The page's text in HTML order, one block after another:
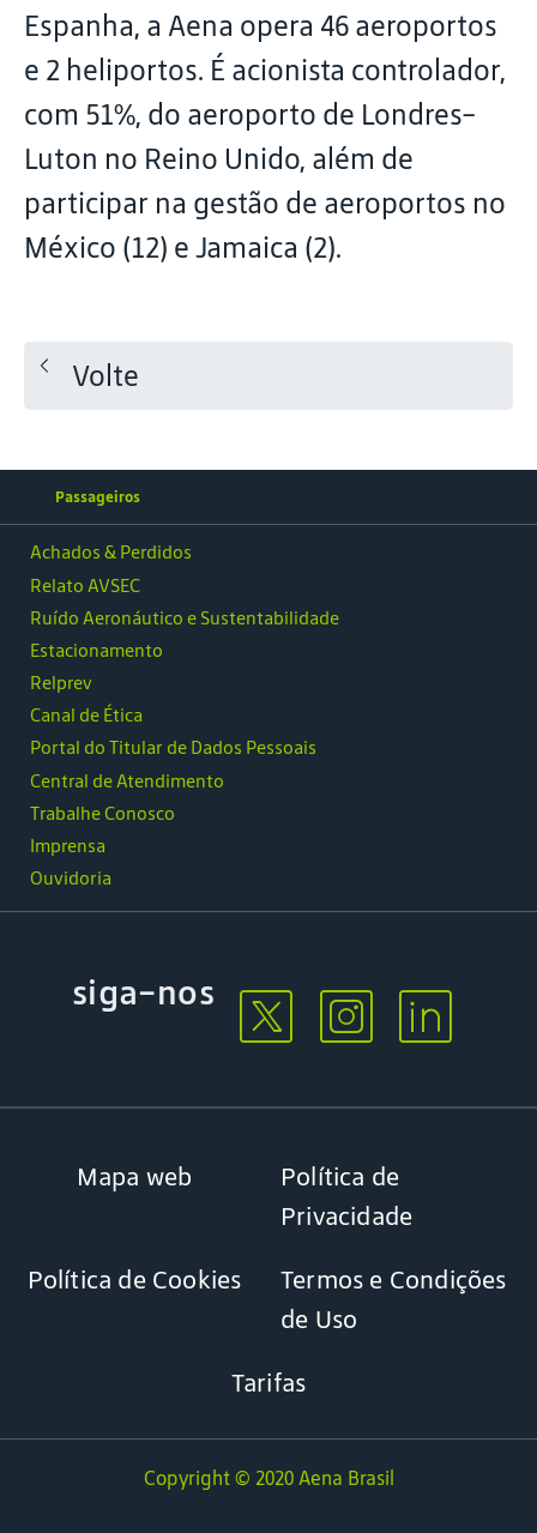
Espanha, a Aena opera 46 aeroportos
e 2 heliportos. É acionista controlador,
com 51%, do aeroporto de Londres-
Luton no Reino Unido, além de
participar na gestão de aeroportos no
México (12) e Jamaica (2).
Volte
Passageiros
Ouvidoria
Achados & Perdidos
Relato AVSEC
Ruído Aeronáutico e Sustentabilidade
Estacionamento
Relprev
Canal de Ética
Portal do Titular de Dados Pessoais
Central de Atendimento
Trabalhe Conosco
Imprensa
siga-nos
Mapa web
Política de
Privacidade
Política de Cookies
Termos e Condições
de Uso
Tarifas
Copyright © 2020 Aena Brasil